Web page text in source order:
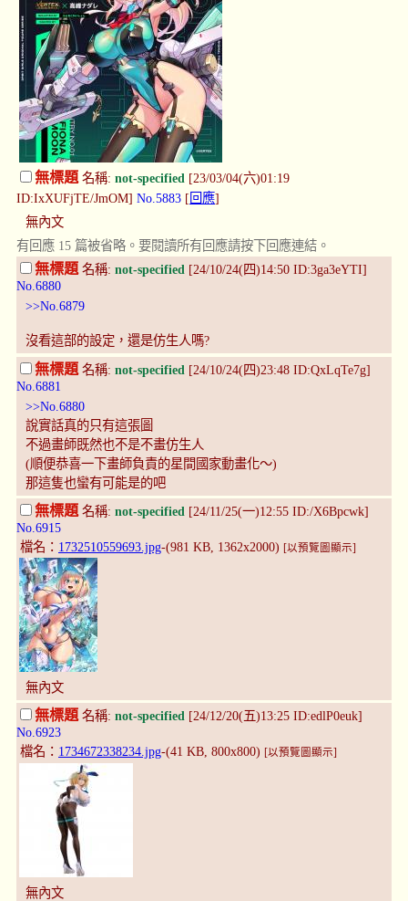
無標題名稱: not-specified [23/03/04(六)01:19
ID:IxXUFjTE/JmOM] No.5883 [ 回應]
無內文
有回應 15 篇被省略。要閱讀所有回應請按下回應連結。
無標題名稱: not-specified [24/10/24(四)14:50 ID:3ga3eYTI]
No.6880
>>No.6879
沒看這部的設定，還是仿生人嗎?
無標題 名稱: not-specified [24/10/24(四)23:48 ID:QxLqTe7g]
No.6881
>>No.6880
說實話真的只有這張圖
不過畫師既然也不是不畫仿生人
(順便恭喜一下畫師負責的星間國家動畫化～)
那這隻也蠻有可能是的吧
無標題 名稱: not-specified [24/11/25(一)12:55 ID:/X6Bpcwk]
No.6915
檔名： 1732510559693.jpg-(981 KB, 1362x2000) [以預覽圖顯示]
無內文
無標題名稱: not-specified [24/12/20(五)13:25 ID:edlP0euk]
No.6923
檔名： 1734672338234.jpg-(41 KB, 800x800) [以預覽圖顯示]
無內文